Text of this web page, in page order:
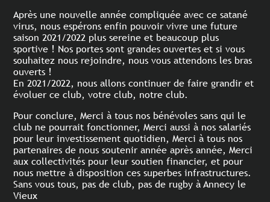
Après une nouvelle année compliquée avec ce satané
virus, nous espérons enfin pouvoir vivre une future
saison 2021/2022 plus sereine et beaucoup plus
sportive ! Nos portes sont grandes ouvertes et si vous
souhaitez nous rejoindre, nous vous attendons les bras
ouverts !
En 2021/2022, nous allons continuer de faire grandir et
évoluer ce club, votre club, notre club.
Pour conclure, Merci à tous nos bénévoles sans qui le
club ne pourrait fonctionner, Merci aussi à nos salariés
pour leur investissement quotidien, Merci à tous nos
partenaires de nous soutenir année après année, Merci
aux collectivités pour leur soutien financier, et pour
nous mettre à disposition ces superbes infrastructures.
Sans vous tous, pas de club, pas de rugby à Annecy le
Vieux